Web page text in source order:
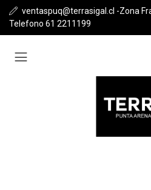
ventaspuq@terrasigal.cl -Zona
Telefono 61 2211199